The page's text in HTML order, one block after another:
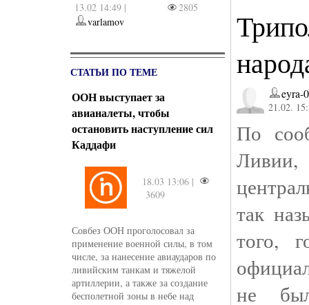
13.02 14:49 |
2805
varlamov
СТАТЬИ ПО ТЕМЕ
ООН выступает за
авианалеты, чтобы
остановить наступление сил
Каддафи
18.03 13:06 |
3609
Совбез ООН проголосовал за
применение военной силы, в том
числе, за нанесение авиаударов по
ливийским танкам и тяжелой
артиллерии, а также за создание
бесполетной зоны в небе над
eyra-
21.02.
По
так
того,
не